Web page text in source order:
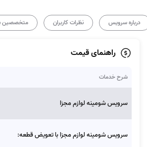
درباره سرویس نظرات کاربران متخصصین
راهنمای قیمت
شرح خدمات
سرویس شومینه لوازم مجزا
سرویس شومینه لوازم مجزا با تعویض قطعه: